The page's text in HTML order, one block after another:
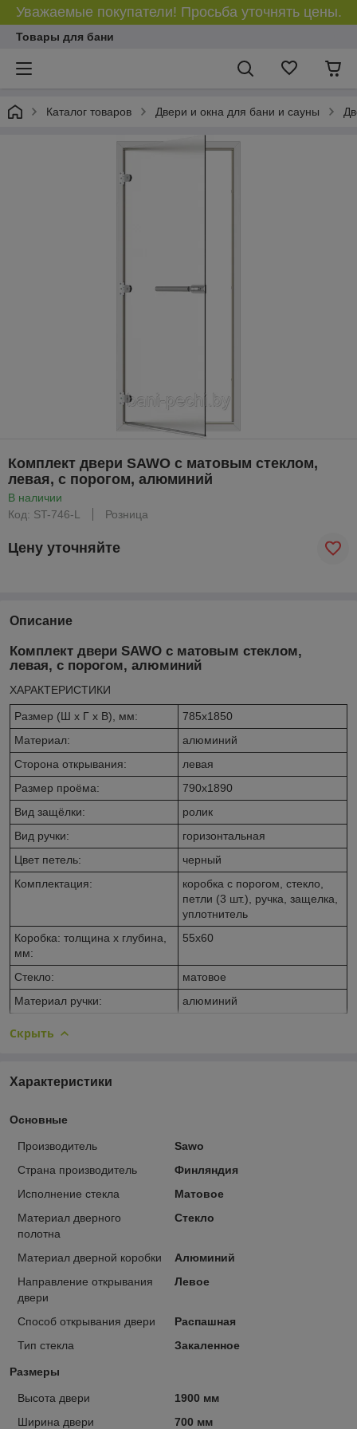
Уважаемые покупатели! Просьба уточнять цены.
Товары для бани
Каталог товаров Двери и окна для бани и сауны
Комплект двери SAWO с матовым стеклом,
левая, с порогом, алюминий
В наличии
Код: ST-746-L
Розница
Цену уточняйте
Описание
Комплект двери SAWO с матовым стеклом,
левая, с порогом, алюминий
ХАРАКТЕРИСТИКИ
Размер (Ш x Г x В), мм:
785x1850
Материал:
алюминий
Сторона открывания:
левая
Размер проёма:
790x1890
Вид защёлки:
ролик
Вид ручки:
горизонтальная
Цвет петель:
черный
Комплектация:
коробка с порогом, стекло,
петли (3 шт.), ручка, защелка,
уплотнитель
Коробка: толщина x глубина,
мм:
55x60
Стекло:
матовое
Материал ручки:
алюминий
Скрыть
Характеристики
Основные
Производитель
Sawo
Страна производитель
Финляндия
Исполнение стекла
Матовое
Материал дверного
полотна
Стекло
Материал дверной коробки
Алюминий
Направление открывания
двери
Левое
Способ открывания двери
Распашная
Тип стекла
Закаленное
Размеры
Высота двери
1900 мм
Ширина двери
700 мм